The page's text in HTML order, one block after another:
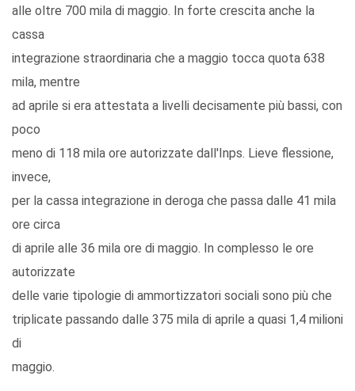
alle oltre 700 mila di maggio. In forte crescita anche la
cassa
integrazione straordinaria che a maggio tocca quota 638
mila, mentre
ad aprile si era attestata a livelli decisamente più bassi, con
poco
meno di 118 mila ore autorizzate dall'Inps. Lieve flessione,
invece,
per la cassa integrazione in deroga che passa dalle 41 mila
ore circa
di aprile alle 36 mila ore di maggio. In complesso le ore
autorizzate
delle varie tipologie di ammortizzatori sociali sono più che
triplicate passando dalle 375 mila di aprile a quasi 1,4 milioni
di
maggio.